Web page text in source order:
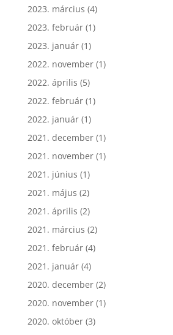
2023. március (4)
2023. február(1)
2023. január(1)
2022. november(1)
2022. április (5)
2022. február(1)
2022. január(1)
2021. december(1)
2021. november(1)
2021. június (1)
2021. május (2)
2021. április (2)
2021. március (2)
2021. február(4)
2021. január(4)
2020. december(2)
2020. november(1)
2020. október(3)